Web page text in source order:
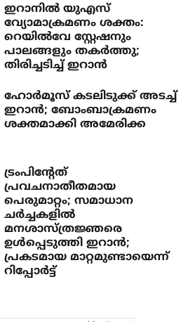
ഇറാനില്‍ യുഎസ്
വ്യോമാക്രമണം ശക്തം:
റെയില്‍വേ സ്റ്റേഷനും
പാലങ്ങളും തകര്‍ത്തു;
തിരിച്ചടിച്ച് ഇറാന്‍
ഹോര്‍മൂസ് കടലിടുക്ക് അടച്ച്
ഇറാന്‍; ബോംബാക്രമണം
ശക്തമാക്കി അമേരിക്ക
ട്രംപിന്റേത്
പ്രവചനാതീതമായ
പെരുമാറ്റം; സമാധാന
ചര്‍ച്ചകളില്‍
മനശാസ്ത്രജ്ഞരെ
ഉള്‍പ്പെടുത്തി ഇറാന്‍;
പ്രകടമായ മാറ്റമുണ്ടായെന്ന്
റിപ്പോര്‍ട്ട്